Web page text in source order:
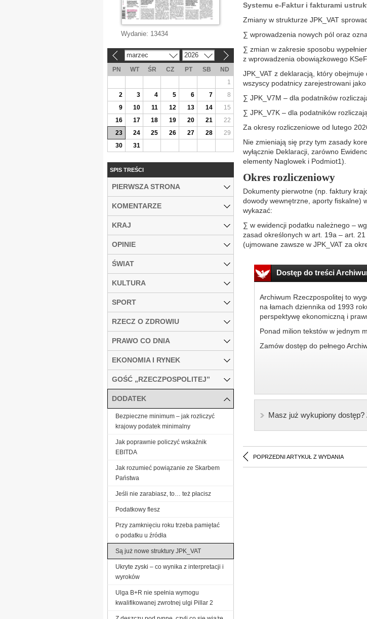
Systemu e-Faktur i fakturami
Zmiany w strukturze JPK_VAT
∑ wprowadzenia nowych pól oraz
∑ zmian w zakresie sposobu
z wprowadzenia obowiązkowego KSeF.
JPK_VAT z deklaracją, który
wszyscy podatnicy zarejestrowani
∑ JPK_V7M – dla podatników
∑ JPK_V7K – dla podatników
Za okresy rozliczeniowe od lutego
Nie zmieniają się przy tym zasady
wyłącznie Deklaracji, zarówno
elementy Naglowek i Podmiot1).
Okres rozliczeniowy
Dokumenty pierwotne (np. faktury
dowody wewnętrzne, aporty fiskalne)
wykazać:
∑ w ewidencji podatku należnego –
zasad określonych w art. 19a – art.
(ujmowane zawsze w JPK_VAT za
Dostęp do treści
Archiwum Rzeczpospolitej to
na łamach dziennika od 1993
perspektywę ekonomiczną i
Ponad milion tekstów w jednym
Zamów dostęp do pełnego
Masz już wykupiony dostęp?
POPRZEDNI ARTYKUŁ Z WYDANIA
Wydanie: 13434
marzec 2026
PN WT ŚR CZ PT SB
ND
1
2
3 4 5 6 7
8
9
10 11 12 13 14
15
16
17 18 19 20 21
22
23
24 25 26 27 28
29
30
31
SPIS TREŚCI
PIERWSZA STRONA
KOMENTARZE
KRAJ
OPINIE
ŚWIAT
KULTURA
SPORT
RZECZ O ZDROWIU
PRAWO CO DNIA
EKONOMIA I RYNEK
GOŚĆ „RZECZPOSPOLITEJ”
DODATEK
Bezpieczne minimum – jak rozliczyć
krajowy podatek minimalny
Jak poprawnie policzyć wskaźnik
EBITDA
Jak rozumieć powiązanie ze Skarbem
Państwa
Jeśli nie zarabiasz, to… też płacisz
Podatkowy flesz
Przy zamknięciu roku trzeba pamiętać
o podatku u źródła
Są już nowe struktury JPK_VAT
Ukryte zyski – co wynika z interpretacji i
wyroków
Ulga B+R nie spełnia wymogu
kwalifikowanej zwrotnej ulgi Pillar 2